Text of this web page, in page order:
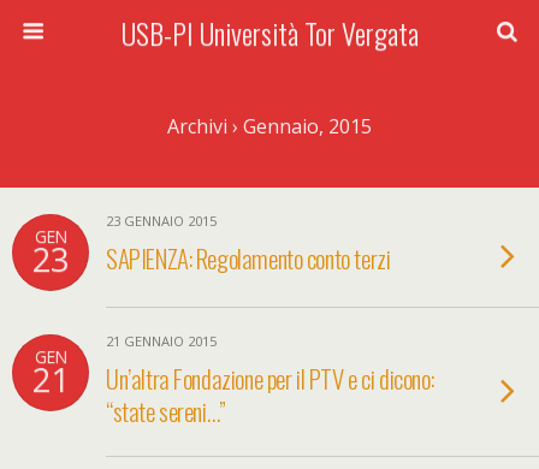
USB-PI Università Tor Vergata
Archivi › Gennaio, 2015
GEN
23
23 GENNAIO 2015
SAPIENZA: Regolamento conto terzi
GEN
21
21 GENNAIO 2015
Un’altra Fondazione per il PTV e ci dicono:
“state sereni…”